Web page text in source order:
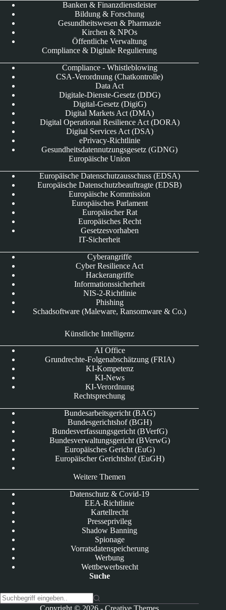
Banken & Finanzdienstleister
Bildung & Forschung
Gesundheitswesen & Pharmazie
Kirchen & NPOs
Öffentliche Verwaltung
Compliance & Digitale Regulierung
Compliance - Whistleblowing
CSA-Verordnung (Chatkontrolle)
Data Act
Digitale-Dienste-Gesetz (DDG)
Digital-Gesetz (DigiG)
Digital Markets Act (DMA)
Digital Operational Resilience Act (DORA)
Digital Services Act (DSA)
ePrivacy-Richtlinie
Gesundheitsdatennutzungsgesetz (GDNG)
Europäische Union
Europäische Datenschutzausschuss (EDSA)
Europäische Datenschutzbeauftragte (EDSB)
Europäische Kommission
Europäisches Parlament
Europäischer Rat
Europäisches Recht
Gesetzesvorhaben
IT-Sicherheit
Cyberangriffe
Cyber Resilience Act
Hackerangriffe
Informationssicherheit
NIS-2-Richtlinie
Phishing
Schadsoftware (Maleware, Ransomware & Co.)
Künstliche Intelligenz
AI Office
Grundrechte-Folgenabschätzung (FRIA)
KI-Kompetenz
KI-News
KI-Verordnung
Rechtsprechung
Bundesarbeitsgericht (BAG)
Bundesgerichtshof (BGH)
Bundesverfassungsgericht (BVerfG)
Bundesverwaltungsgericht (BVerwG)
Europäisches Gericht (EuG)
Europäischer Gerichtshof (EuGH)
Weitere Themen
Datenschutz & Covid-19
EEA-Richtlinie
Kartellrecht
Presseprivileg
Shadow Banning
Spionage
Vorratsdatenspeicherung
Werbung
Wettbewerbsrecht
Suche
Copyright © 2026 -Creative Themes